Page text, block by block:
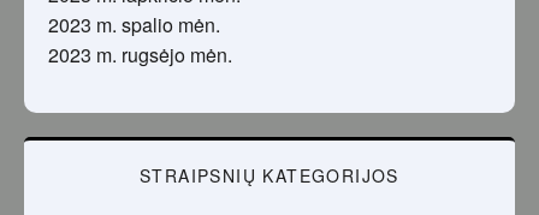
2023 m. spalio mėn.
2023 m. rugsėjo mėn.
STRAIPSNIŲ KATEGORIJOS